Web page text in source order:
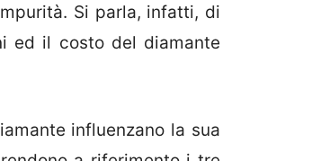
Si parla, infatti, di
ed il costo del diamante
influenzano la sua